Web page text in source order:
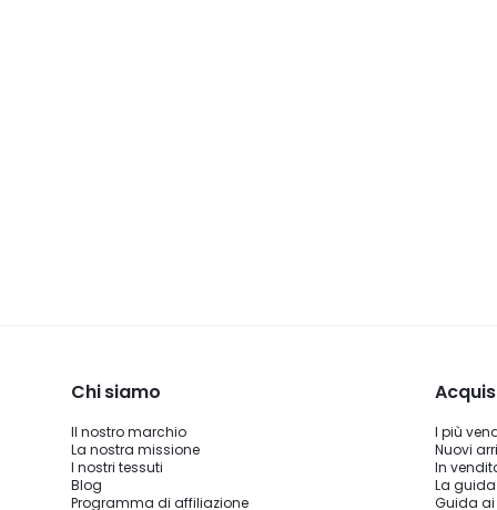
Chi siamo
Il nostro marchio
La nostra missione
I nostri tessuti
Blog
Programma di affiliazione
I più
Nuovi
In
La
Guida ai